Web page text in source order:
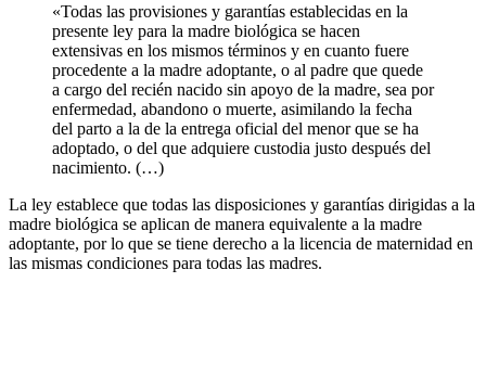
«Todas las provisiones y garantías establecidas en la
presente ley para la madre biológica se hacen
extensivas en los mismos términos y en cuanto fuere
procedente a la madre adoptante, o al padre que quede
a cargo del recién nacido sin apoyo de la madre, sea por
enfermedad, abandono o muerte, asimilando la fecha
del parto a la de la entrega oficial del menor que se ha
adoptado, o del que adquiere custodia justo después del
nacimiento. (…)
La ley establece que todas las disposiciones y garantías dirigidas a la
madre biológica se aplican de manera equivalente a la madre
adoptante, por lo que se tiene derecho a la licencia de maternidad en
las mismas condiciones para todas las madres.